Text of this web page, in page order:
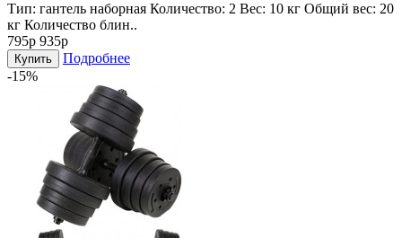
Тип: гантель наборная Количество: 2 Вес: 10 кг Общий вес: 20
кг Количество блин..
795р 935р
Купить
Подробнее
-15%